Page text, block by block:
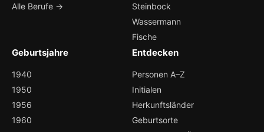
Alle Berufe →
Steinbock
Wassermann
Fische
Geburtsjahre
1940
1950
1956
1960
Entdecken
Personen A–Z
Initialen
Herkunftsländer
Geburtsorte